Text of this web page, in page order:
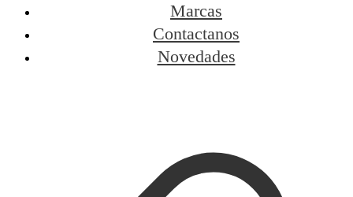
Marcas
Contactanos
Novedades